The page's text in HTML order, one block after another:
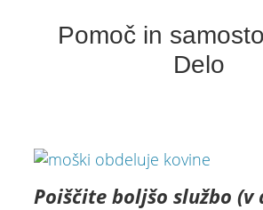
Pomoč in
Delo
Poiščite boljšo službo (v